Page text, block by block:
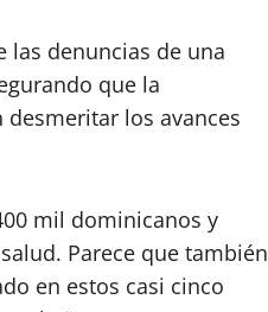
las denuncias de una
que la
los avances
mil dominicanos y
Parece que también
en estos casi cinco